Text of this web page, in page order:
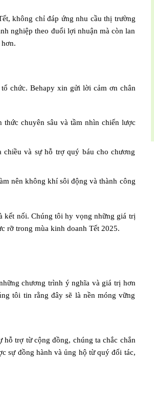
không chỉ đáp ứng nhu cầu thị trường
nghiệp theo đuổi lợi nhuận mà còn lan
chức. Behapy xin gửi lời cảm ơn chân
chuyên sâu và tầm nhìn chiến lược
và sự hỗ trợ quý báu cho chương
nên không khí sôi động và thành công
kết nối. Chúng tôi hy vọng những giá trị
rỡ trong mùa kinh doanh Tết 2025.
chương trình ý nghĩa và giá trị hơn
tôi tin rằng đây sẽ là nền móng vững
trợ từ cộng đồng, chúng ta chắc chắn
sự đồng hành và ủng hộ từ quý đối tác,